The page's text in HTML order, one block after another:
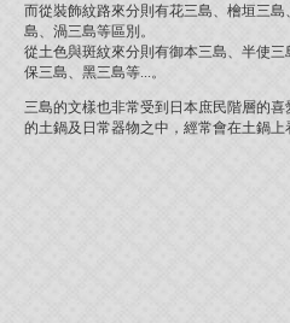
而從裝飾紋路來分則有花三島、檜垣三島
島、渦三島等區別。
從土色與斑紋來分則有御本三島、半使
保三島、黑三島等...。
三島的文樣也非常受到日本庶民階層的喜
的土鍋及日常器物之中，經常會在土鍋上